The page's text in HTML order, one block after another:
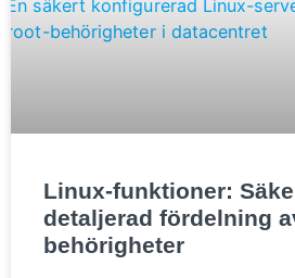
Linux-funktioner:
detaljerad fördelning
behörigheter